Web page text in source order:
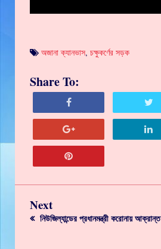
অজানা ক্যানভাস, চক্ষুকর্ণের সড়ক
Share To:
Next
নিউজিল্যান্ডের প্রধানমন্ত্রী করোনায় আক্রান্ত